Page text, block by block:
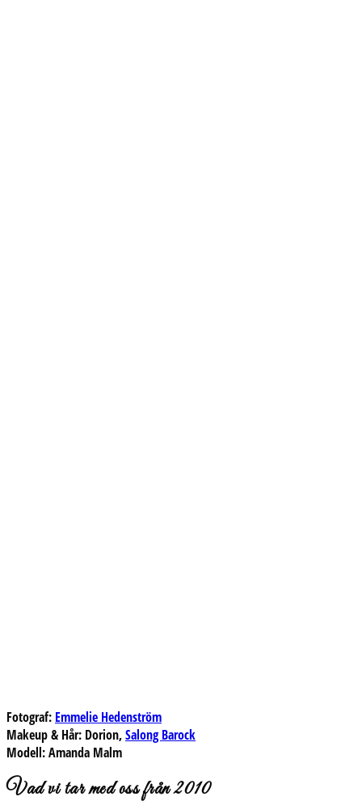
Fotograf: Emmelie Hedenström
Makeup & Hår: Dorion,Salong Barock
Modell:Amanda Malm
Vad vi tar med oss från 2010